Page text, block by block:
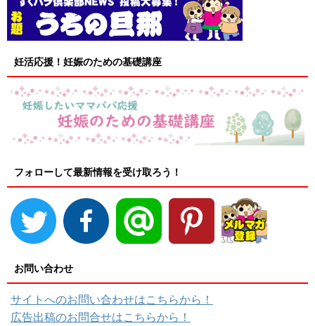
妊活応援！妊娠のための基礎講座
フォローして最新情報を受け取ろう！
お問い合わせ
サイトへのお問い合わせはこちらから！
広告出稿のお問合せはこちらから！